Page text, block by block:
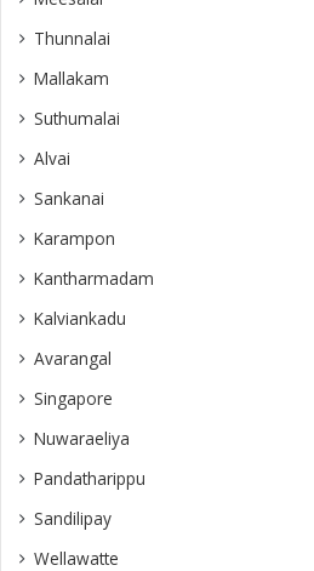
Thunnalai
Mallakam
Suthumalai
Alvai
Sankanai
Karampon
Kantharmadam
Kalviankadu
Avarangal
Singapore
Nuwaraeliya
Pandatharippu
Sandilipay
Wellawatte